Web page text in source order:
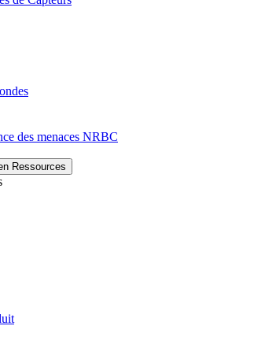
des menaces NRBC
Ressources